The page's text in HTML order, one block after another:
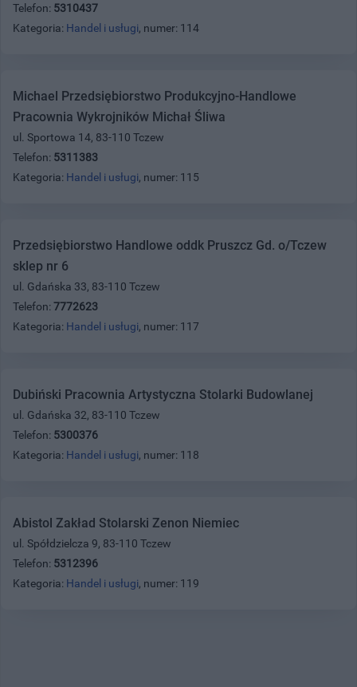
Telefon: 5310437
Kategoria: Handel i usługi, numer: 114
Michael Przedsiębiorstwo Produkcyjno-Handlowe
Pracownia Wykrojników Michał Śliwa
ul. Sportowa 14, 83-110 Tczew
Telefon: 5311383
Kategoria: Handel i usługi, numer: 115
Przedsiębiorstwo Handlowe oddk Pruszcz Gd. o/Tczew
sklep nr 6
ul. Gdańska 33, 83-110 Tczew
Telefon: 7772623
Kategoria: Handel i usługi, numer: 117
Dubiński Pracownia Artystyczna Stolarki Budowlanej
ul. Gdańska 32, 83-110 Tczew
Telefon: 5300376
Kategoria: Handel i usługi, numer: 118
Abistol Zakład Stolarski Zenon Niemiec
ul. Spółdzielcza 9, 83-110 Tczew
Telefon: 5312396
Kategoria: Handel i usługi, numer: 119